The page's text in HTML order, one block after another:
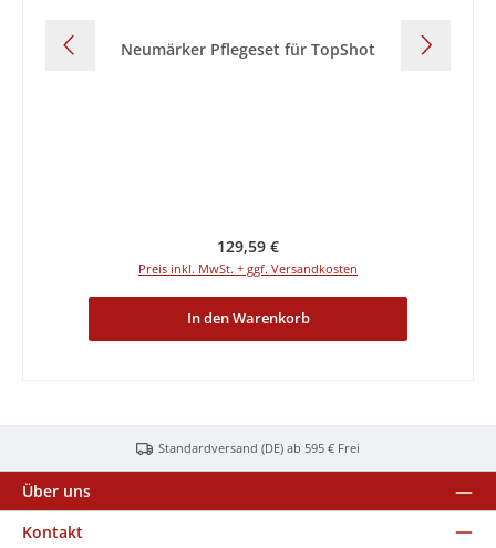
Neumärker Pflegeset für TopShot
Regulärer Preis:
129,59 €
Preis inkl. MwSt. + ggf. Versandkosten
In den Warenkorb
Standardversand (DE) ab 595 € Frei
Über uns
Kontakt